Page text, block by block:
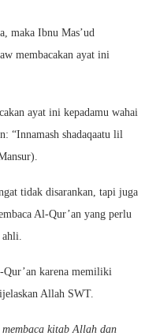
maka Ibnu Mas’ud
membacakan ayat ini
ayat ini kepadamu wahai
“Innamash shadaqaatu lil
tidak disarankan, tapi juga
Al-Qur’an yang perlu
ahli.
Qur’an karena memiliki
Allah SWT.
kitab Allah dan